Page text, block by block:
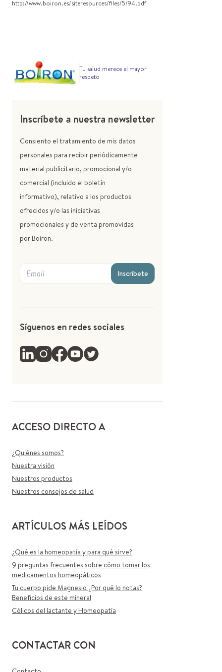
http://www.boiron.es/siteresources/files/5/94.pdf
Tu salud merece el mayor
respeto
Inscríbete a nuestra newsletter
Consiento el tratamiento de mis datos
personales para recibir periódicamente
material publicitario, promocional y/o
comercial (incluido el boletín
informativo), relativo a los productos
ofrecidos y/o las iniciativas
promocionales y de venta promovidas
por Boiron.
Inscríbete
Síguenos en redes sociales
ACCESO DIRECTO A
¿Quiénes somos?
Nuestra visión
Nuestros productos
Nuestros consejos de salud
ARTÍCULOS MÁS LEÍDOS
¿Qué es la homeopatía y para qué sirve?
9 preguntas frecuentes sobre cómo tomar los
medicamentos homeopáticos
Tu cuerpo pide Magnesio ¿Por qué lo notas?
Beneficios de este mineral
Cólicos del lactante y Homeopatía
CONTACTAR CON